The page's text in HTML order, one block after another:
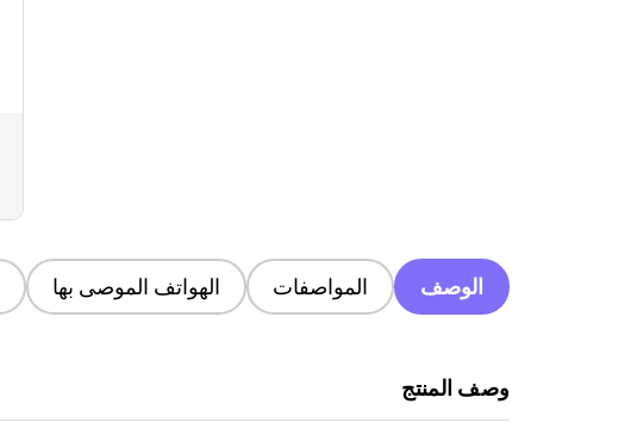
الوصف المواصفات الهواتف الموصى بها
وصف المنتج